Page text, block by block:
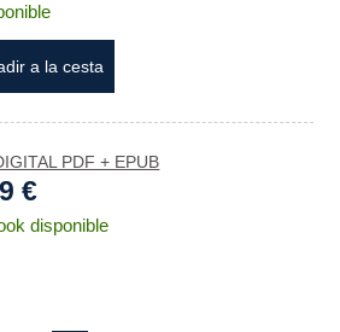
a la cesta
PDF + EPUB
€
disponible